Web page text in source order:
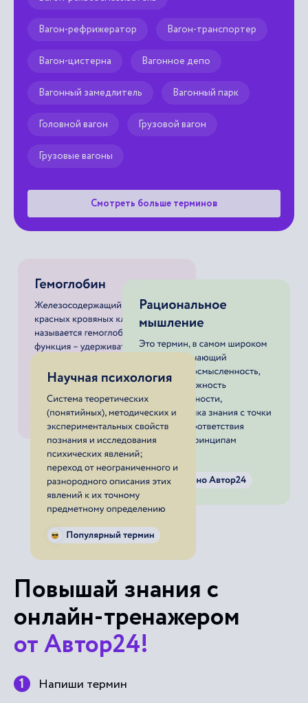
Вагон-рефрижератор Вагон-транспортер
Вагон-цистерна Вагонное депо
Вагонный замедлитель Вагонный парк
Головной вагон Грузовой вагон
Грузовые вагоны
Смотреть больше терминов
Повышай знания с
онлайн-тренажером
от Автор24!
Напиши термин